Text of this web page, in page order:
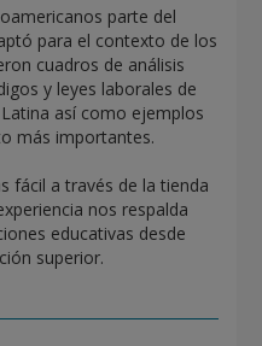
parte del
para el contexto de los
cuadros de análisis
y leyes laborales de
así como ejemplos
más importantes.
fácil a través de la tienda
nos respalda
educativas desde
superior.